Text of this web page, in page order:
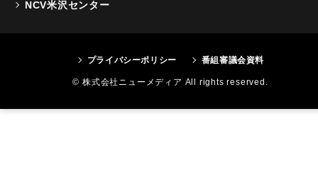
NCV米沢センター
プライバシーポリシー 番組審議会資料
© 株式会社ニューメディア All rights reserved.